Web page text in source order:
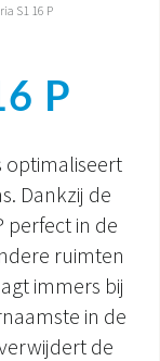
S1 16 P
P
optimaliseert
Dankzij de
perfect in de
ruimten
immers bij
in de
de